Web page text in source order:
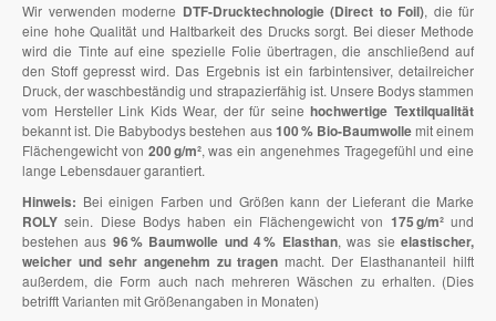
Wir verwenden moderne DTF-Drucktechnologie (Direct to Foil), die für
eine hohe Qualität und Haltbarkeit des Drucks sorgt. Bei dieser Methode
wird die Tinte auf eine spezielle Folie übertragen, die anschließend auf
den Stoff gepresst wird. Das Ergebnis ist ein farbintensiver, detailreicher
Druck, der waschbeständig und strapazierfähig ist. Unsere Bodys stammen
vom Hersteller Link Kids Wear, der für seinehochwertige Textilqualität
bekannt ist. Die Babybodys bestehen aus100 % Bio-Baumwollemit einem
Flächengewicht von 200 g/m², was ein angenehmes Tragegefühl und eine
lange Lebensdauer garantiert.
Hinweis: Bei einigen Farben und Größen kann der Lieferant die Marke
ROLY sein. Diese Bodys haben ein Flächengewicht von 175 g/m²und
bestehen aus 96 % Baumwolle und 4 % Elasthan, was sieelastischer,
weicher und sehr angenehm zu tragen macht. Der Elasthananteil hilft
außerdem, die Form auch nach mehreren Wäschen zu erhalten. (Dies
betrifft Varianten mit Größenangaben in Monaten)